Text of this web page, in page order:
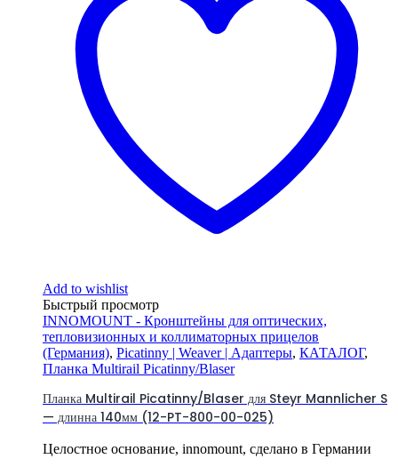
Add to wishlist
Быстрый просмотр
INNOMOUNT - Кронштейны для оптических,
тепловизионных и коллиматорных прицелов
(Германия), Picatinny | Weaver | Адаптеры, КАТАЛОГ,
Планка Multirail Picatinny/Blaser
Планка Multirail Picatinny/Blaser для Steyr Mannlicher S
— длинна 140мм (12-PT-800-00-025)
Целостное основание, innomount, сделано в Германии